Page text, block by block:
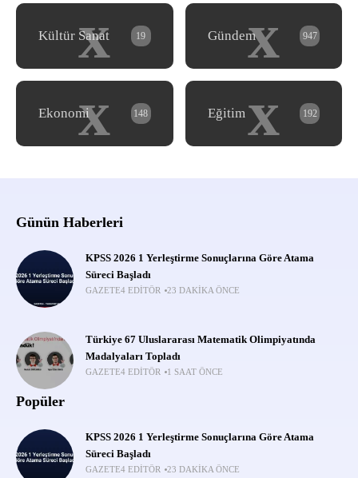
x
Kültür Sanat 19 x
Gündem 947
x
Ekonomi 148 x
Eğitim 192
Günün Haberleri
KPSS 2026 1 Yerleştirme Sonuçlarına Göre Atama
Süreci Başladı
GAZETE4 EDITÖR 23 DAKIKA ÖNCE
Türkiye 67 Uluslararası Matematik Olimpiyatında
Madalyaları Topladı
GAZETE4 EDITÖR 1 SAAT ÖNCE
Popüler
KPSS 2026 1 Yerleştirme Sonuçlarına Göre Atama
Süreci Başladı
GAZETE4 EDITÖR 23 DAKIKA ÖNCE